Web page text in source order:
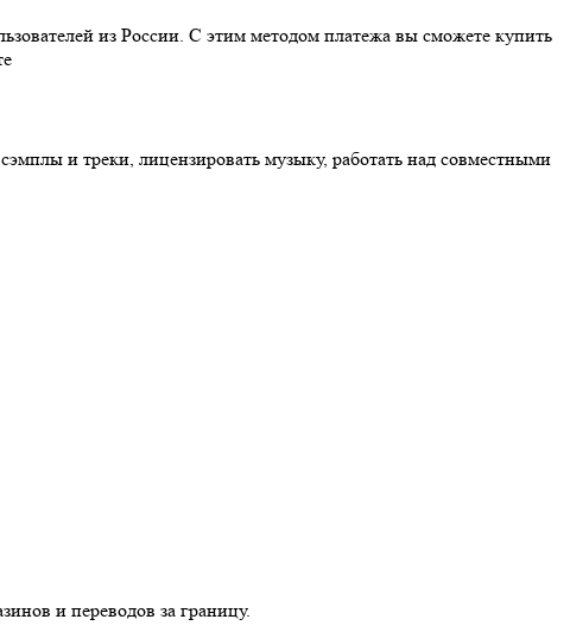
из России. С этим методом платежа вы сможете купить
и треки, лицензировать музыку, работать над совместными
и переводов за границу.